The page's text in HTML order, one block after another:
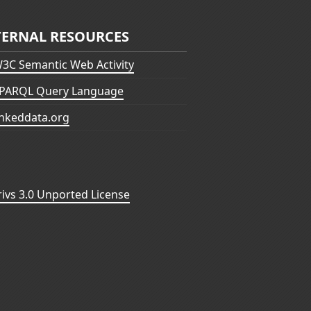
RESOURCES
Semantic Web Activity
Query Language
3.0 Unported License